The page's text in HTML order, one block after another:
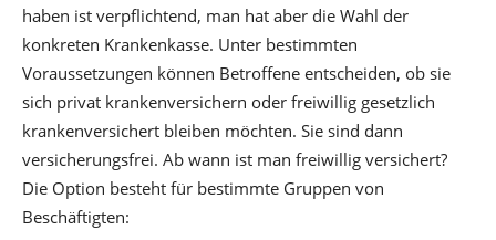
haben ist verpflichtend, man hat aber die Wahl der
konkreten Krankenkasse. Unter bestimmten
Voraussetzungen können Betroffene entscheiden, ob sie
sich privat krankenversichern oder freiwillig gesetzlich
krankenversichert bleiben möchten. Sie sind dann
versicherungsfrei. Ab wann ist man freiwillig versichert?
Die Option besteht für bestimmte Gruppen von
Beschäftigten: